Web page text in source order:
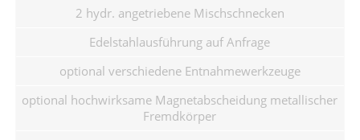
2 hydr. angetriebene Mischschnecken
Edelstahlausführung auf Anfrage
optional verschiedene Entnahmewerkzeuge
optional hochwirksame Magnetabscheidung metallischer
Fremdkörper